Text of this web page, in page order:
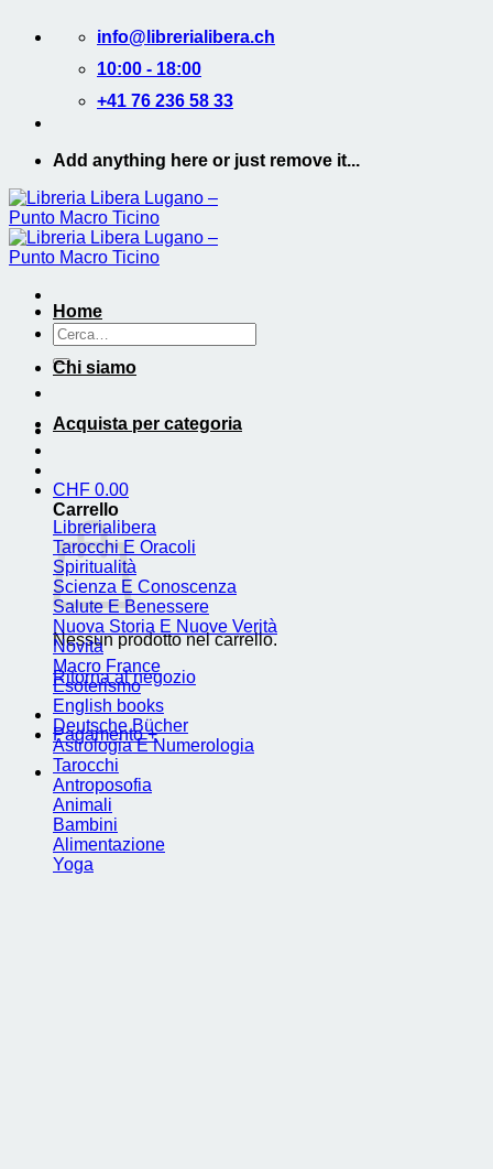
contenuti
info@librerialibera.ch
10:00 - 18:00
+41 76 236 58 33
Add anything here or just remove it...
Cerca:
CHF 0.00
Carrello
Nessun prodotto nel carrello.
Ritorna al negozio
Pagamento +
Home
Chi siamo
Acquista per categoria
Librerialibera
Tarocchi E Oracoli
Spiritualità
Scienza E Conoscenza
Salute E Benessere
Nuova Storia E Nuove Verità
Novità
Macro France
Esoterismo
English books
Deutsche Bücher
Astrologia E Numerologia
Tarocchi
Antroposofia
Animali
Bambini
Alimentazione
Yoga